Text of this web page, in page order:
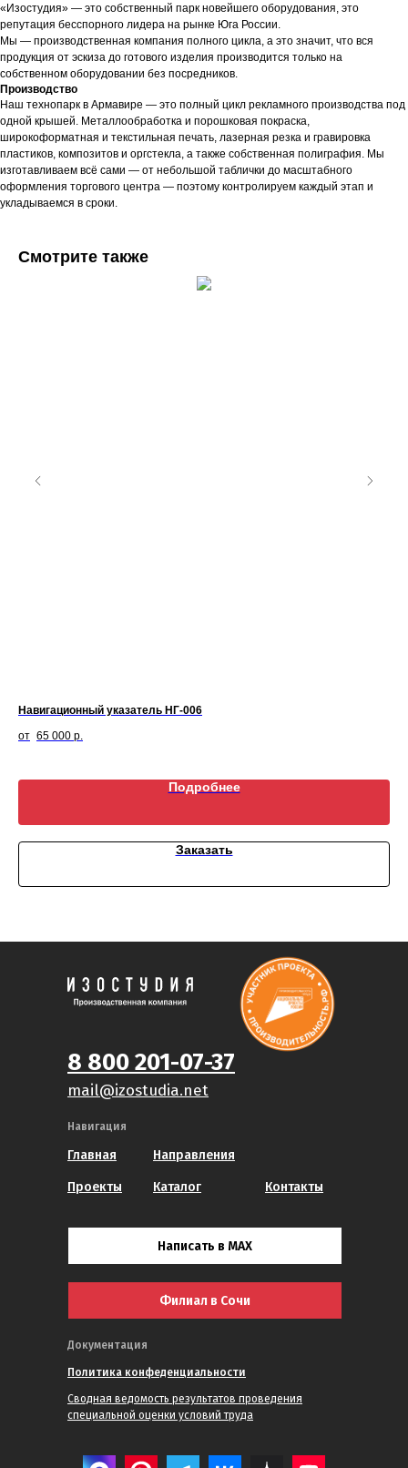
«Изостудия» — это собственный парк новейшего оборудования, это
репутация бесспорного лидера на рынке Юга России.
Мы — производственная компания полного цикла, а это значит, что вся
продукция от эскиза до готового изделия производится только на
собственном оборудовании без посредников.
Производство
Наш технопарк в Армавире — это полный цикл рекламного производства под
одной крышей. Металлообработка и порошковая покраска,
широкоформатная и текстильная печать, лазерная резка и гравировка
пластиков, композитов и оргстекла, а также собственная полиграфия. Мы
изготавливаем всё сами — от небольшой таблички до масштабного
оформления торгового центра — поэтому контролируем каждый этап и
укладываемся в сроки.
Смотрите также
Навигационный указатель НГ-006
65 000 р.
Подробнее
Заказать
Главная
Политика конфеденциальности
Навигация
Документация
Направления
Каталог Контакты
8 800 201-07-37
Сводная ведомость результатов проведения
специальной оценки условий труда
Проекты
mail@izostudia.net
Написать в MAX
Филиал в Сочи